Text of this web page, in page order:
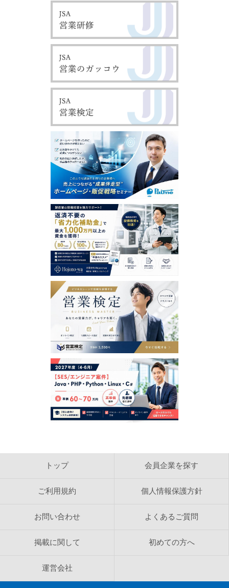
トップ 会員企業を探す
ご利用規約 個人情報保護方針
お問い合わせ よくあるご質問
掲載に関して 初めての方へ
運営会社